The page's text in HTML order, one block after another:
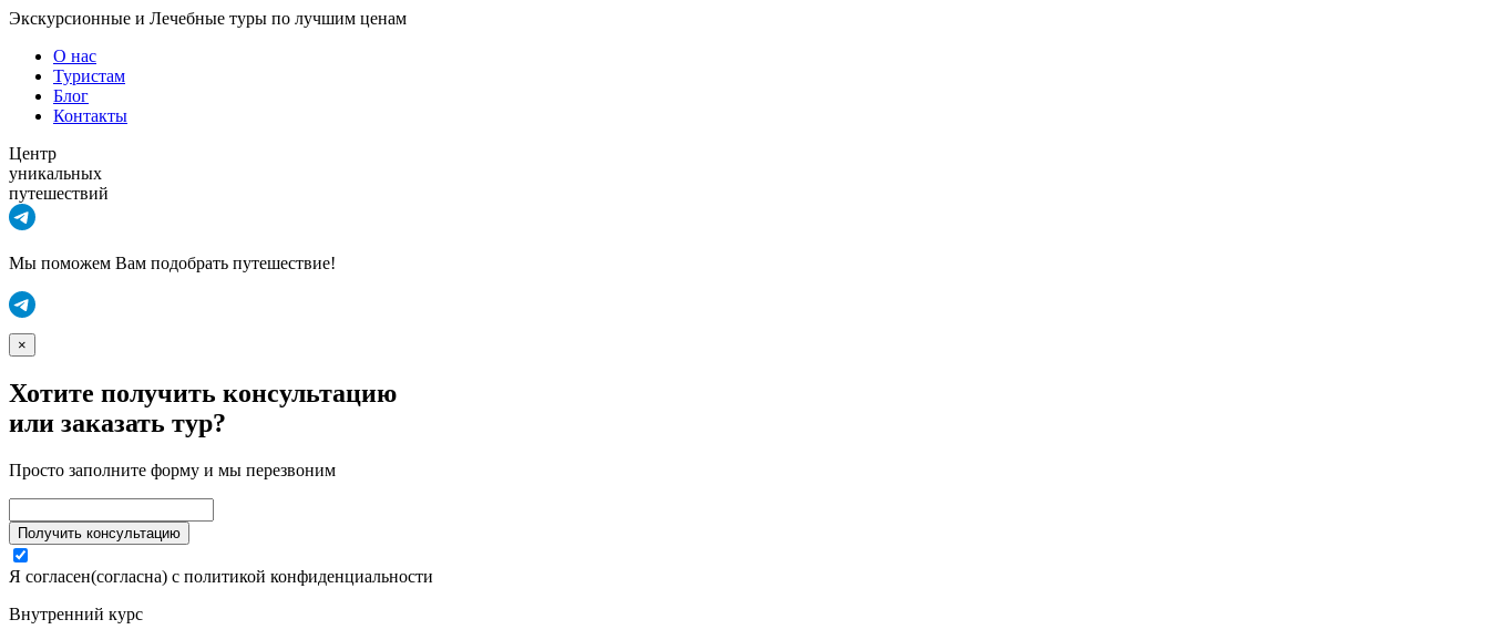
Экскурсионные и Лечебные туры по лучшим ценам
О нас
Туристам
Блог
Контакты
Центр
уникальных
путешествий
Мы поможем Вам подобрать путешествие!
×
Хотите получить консультацию
или заказать тур?
Просто заполните форму и мы перезвоним
Я согласен(согласна) с политикой конфиденциальности
Внутренний курс